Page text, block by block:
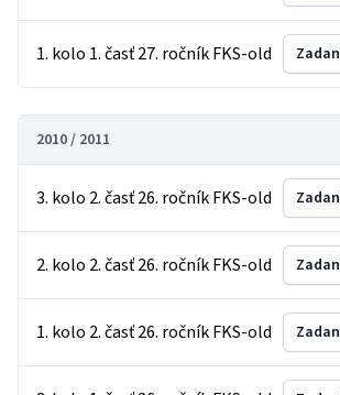
1. kolo 1. časť 27. ročník FKS-old
2010 / 2011
3. kolo 2. časť 26. ročník FKS-old
2. kolo 2. časť 26. ročník FKS-old
1. kolo 2. časť 26. ročník FKS-old